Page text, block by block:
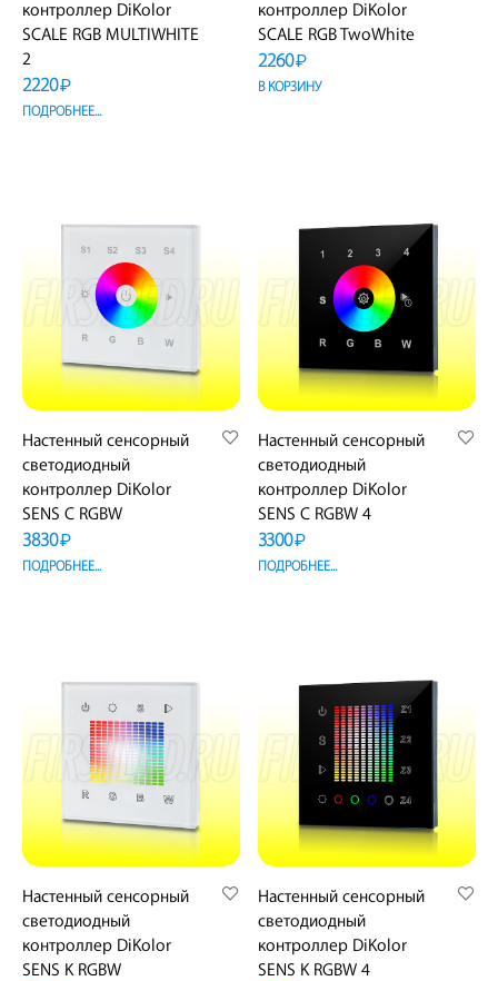
контроллер DiKolor
SCALE RGB MULTIWHITE
2
2220₽
ПОДРОБНЕЕ...
контроллер DiKolor
SCALE RGB TwoWhite
2260₽
В КОРЗИНУ
Настенный сенсорный
светодиодный
контроллер DiKolor
SENS C RGBW
3830₽
ПОДРОБНЕЕ...
Настенный сенсорный
светодиодный
контроллер DiKolor
SENS C RGBW 4
3300₽
ПОДРОБНЕЕ...
Настенный сенсорный
светодиодный
контроллер DiKolor
SENS K RGBW
Настенный сенсорный
светодиодный
контроллер DiKolor
SENS K RGBW 4